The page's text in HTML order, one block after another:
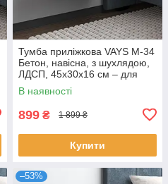
Тумба приліжкова VAYS M-34
Бетон, навісна, з шухлядою,
ЛДСП, 45х30х16 см – для
спальні
В наявності
899 ₴ 1 899 ₴
Купити
–53%